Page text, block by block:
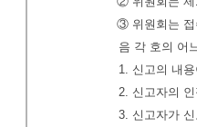
③ 위원회는 접
음 각 호의 어
1. 신고의 내
2. 신고자의
3. 신고자가